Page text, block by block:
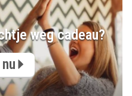
weg cadeau?